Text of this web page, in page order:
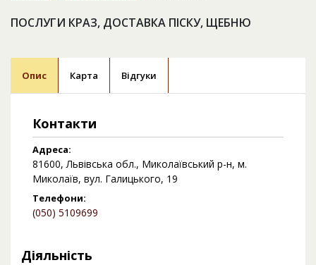
ПОСЛУГИ КРАЗ, ДОСТАВКА ПІСКУ, ЩЕБНЮ
Опис Карта Відгуки
Контакти
Адреса:
81600, Львівська обл., Миколаївський р-н, м.
Миколаїв, вул. Галицького, 19
Телефони:
(050) 5109699
Діяльність